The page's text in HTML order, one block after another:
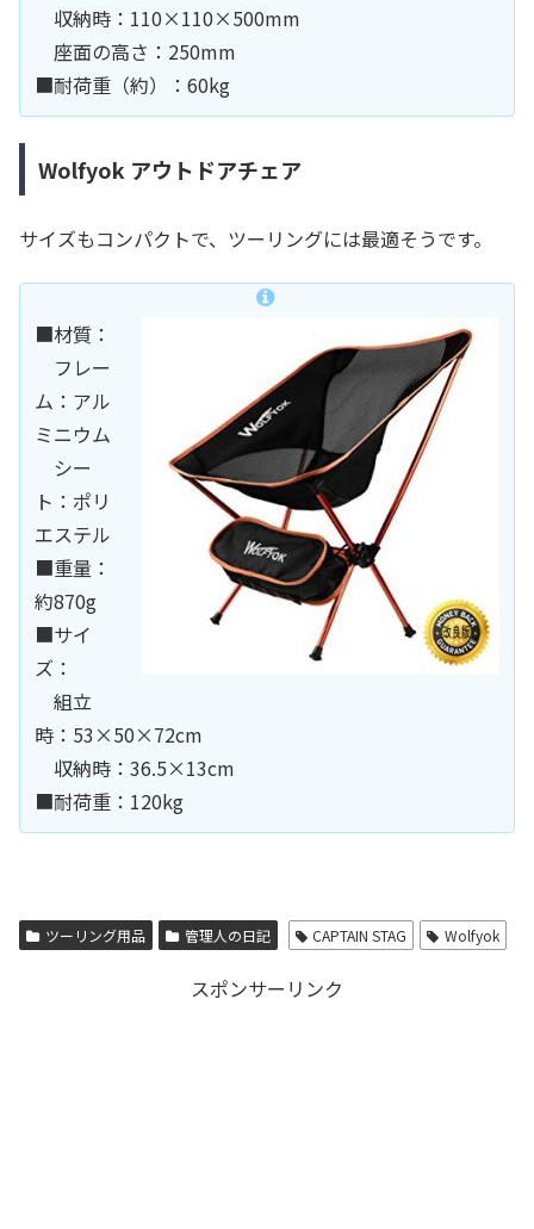
収納時：110×110×500mm
座面の高さ：250mm
■耐荷重（約）：60kg
Wolfyok アウトドアチェア
サイズもコンパクトで、ツーリングには最適そうです。
■材質：
フレー
ム：アル
ミニウム
シー
ト：ポリ
エステル
■重量：
約870g
■サイ
ズ：
組立
時：53×50×72cm
収納時：36.5×13cm
■耐荷重：120kg
ツーリング用品 管理人の日記 CAPTAIN STAG Wolfyok
スポンサーリンク